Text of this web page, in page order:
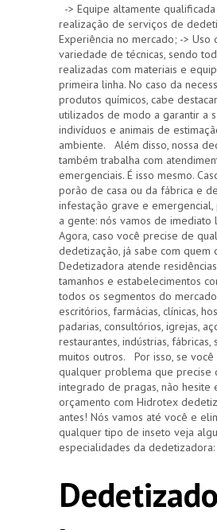
-> Equipe altamente
realização de serviços de
Experiência no mercado; -> Uso
variedade de técnicas, sendo
realizadas com materiais e
primeira linha. No caso da
produtos químicos, cabe
utilizados de modo a garantir a
indivíduos e animais de
ambiente. Além disso, nossa
também trabalha com
emergenciais. É isso mesmo.
porão de casa ou da fábrica e
infestação grave e emergencial,
a gente: nós vamos de imediato
Agora, caso você precise de
dedetização, já sabe com quem
Dedetizadora atende
tamanhos e estabelecimentos
todos os segmentos do
escritórios, farmácias, clínicas,
padarias, consultórios, igrejas,
restaurantes, indústrias, fábricas,
muitos outros. Por isso, se você
qualquer problema que precise
integrado de pragas, não hesite
orçamento com Hidrotex
antes! Nós vamos até você e
qualquer tipo de inseto veja
especialidades da dedetizadora: